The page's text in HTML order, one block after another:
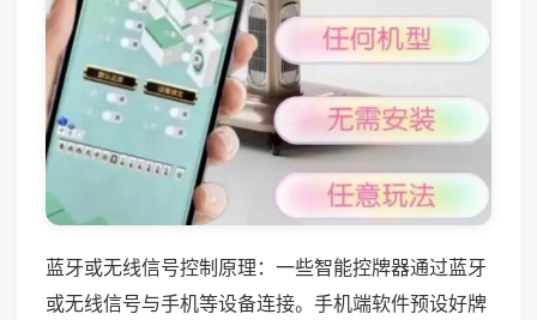
蓝牙或无线信号控制原理：一些智能控牌器通过蓝牙
或无线信号与手机等设备连接。手机端软件预设好牌